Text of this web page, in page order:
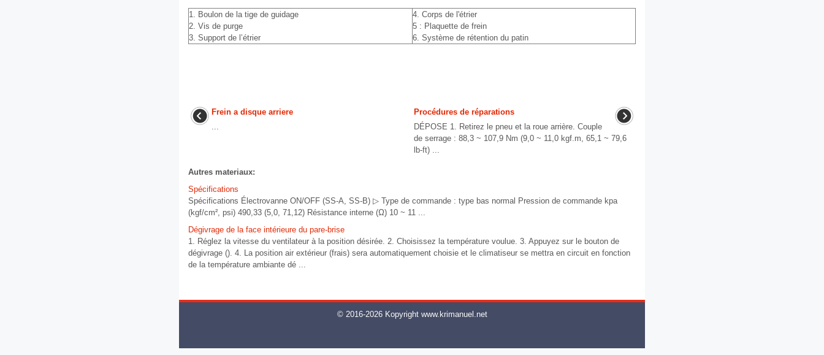
1. Boulon de la tige de guidage
2. Vis de purge
3. Support de l’étrier
4. Corps de l'étrier
5 : Plaquette de frein
6. Système de rétention du patin
Frein a disque arriere
...
Procédures de réparations
DÉPOSE 1. Retirez le pneu et la roue arrière. Couple
de serrage : 88,3 ~ 107,9 Nm (9,0 ~ 11,0 kgf.m, 65,1 ~ 79,6
lb-ft) ...
Autres materiaux:
Spécifications
Spécifications Électrovanne ON/OFF (SS-A, SS-B) ▷ Type de commande : type bas normal Pression de commande kpa
(kgf/cm², psi) 490,33 (5,0, 71,12) Résistance interne (Ω) 10 ~ 11 ...
Dégivrage de la face intérieure du pare-brise
1. Réglez la vitesse du ventilateur à la position désirée. 2. Choisissez la température voulue. 3. Appuyez sur le bouton de
dégivrage (). 4. La position air extérieur (frais) sera automatiquement choisie et le climatiseur se mettra en circuit en fonction
de la température ambiante dé ...
© 2016-2026 Kopyright www.krimanuel.net